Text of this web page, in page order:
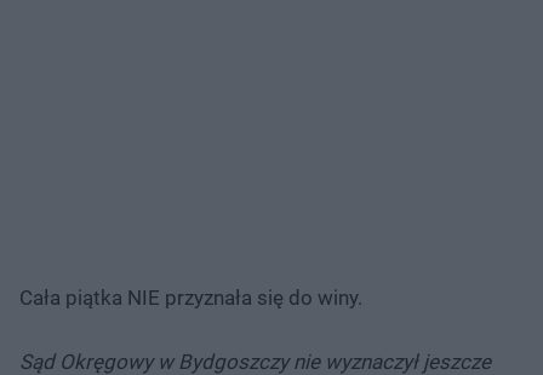
Cała piątka NIE przyznała się do winy.
Sąd Okręgowy w Bydgoszczy nie wyznaczył jeszcze